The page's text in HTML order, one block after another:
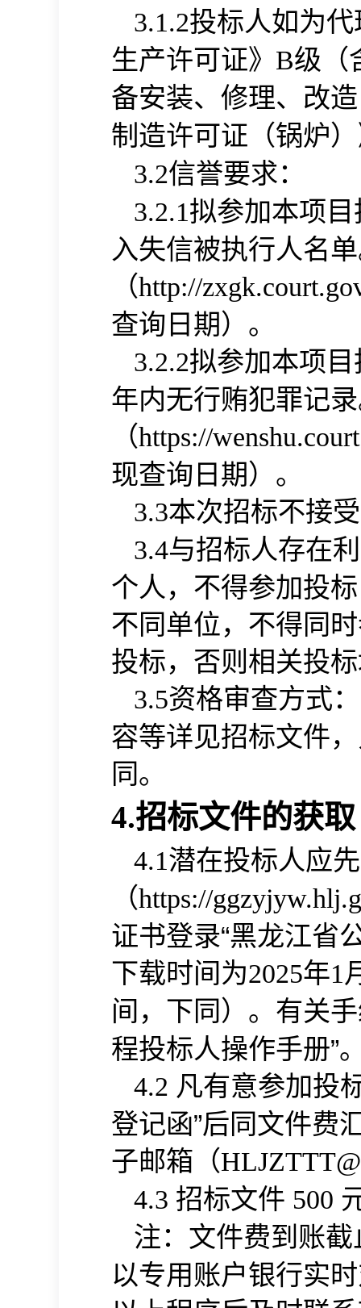
3.1.2投标人如为
生产许可证》 B级（
备安装、修理、改造
制造许可证（锅炉
3.2信誉要求：
3.2.1拟参加本项
入失信被执行人名
（http://
查询日期）。
3.2.2拟参加本项
年内无行贿犯罪记录
（https://
现查询日期）。
3.3本次招标不接
3.4与招标人存在
个人，不得参加投
不同单位，不得同
投标，否则相关投
3.5资格审查方式
容等详见招标文件
同。
4.招标文件的获取
4.1潜在投标人应
（https://
证书登录“黑龙江省
下载时间为2025年1
间，下同）。有关
程投标人操作手册”
4.2 凡有意参加投
登记函”后同文件费
子邮箱（
4.3 招标文件 500
注： 文件费到账
以专用账户银行实